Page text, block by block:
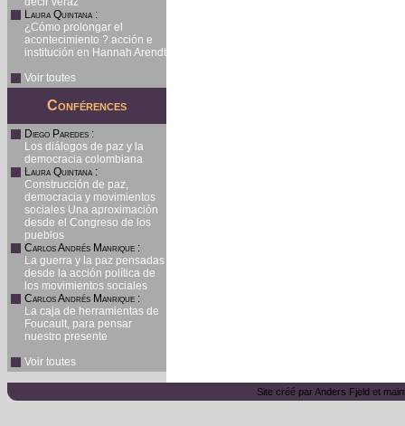
Laura Quintana:
¿Cómo prolongar el
acontecimiento ? acción e
institución en Hannah Arendt
Voir toutes
Conférences
Diego Paredes :
Los diálogos de paz y la
democracia colombiana
Laura Quintana:
Construcción de paz,
democracia y movimientos
sociales Una aproximación
desde el Congreso de los
pueblos
Carlos Andrés Manrique :
La guerra y la paz pensadas
desde la acción política de
los movimientos sociales
Carlos Andrés Manrique :
La caja de herramientas de
Foucault, para pensar
nuestro presente
Voir toutes
Site créé par Anders Fjeld et